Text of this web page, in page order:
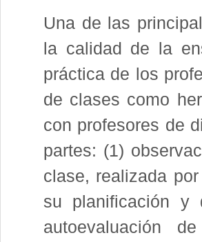
Una de las
la calidad de la
práctica de los
de clases como
con profesores de
partes: (1)
clase, realizada
su planificación
autoevaluación